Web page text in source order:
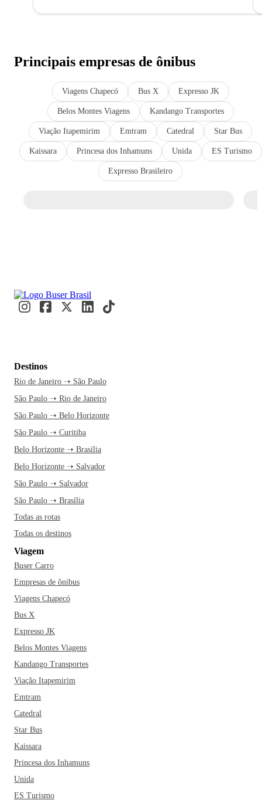
Principais empresas de ônibus
Viagens Chapecó Bus X Expresso JK
Belos Montes Viagens Kandango Transportes
Viação Itapemirim Emtram Catedral Star Bus
Kaissara Princesa dos Inhamuns Unida ES Turismo
Expresso Brasileiro
Destinos
Rio de Janeiro ➝ São Paulo
São Paulo ➝ Rio de Janeiro
São Paulo ➝ Belo Horizonte
São Paulo ➝ Curitiba
Belo Horizonte ➝ Brasília
Belo Horizonte ➝ Salvador
São Paulo ➝ Salvador
São Paulo ➝ Brasília
Todas as rotas
Todas os destinos
Viagem
Buser Carro
Empresas de ônibus
Viagens Chapecó
Bus X
Expresso JK
Belos Montes Viagens
Kandango Transportes
Viação Itapemirim
Emtram
Catedral
Star Bus
Kaissara
Princesa dos Inhamuns
Unida
ES Turismo